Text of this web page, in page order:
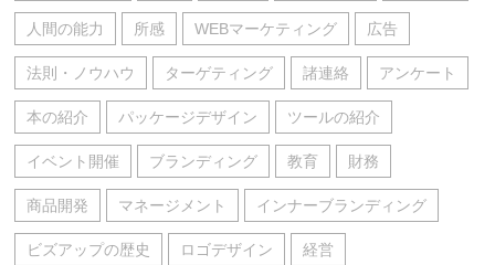
人間の能力 所感 WEBマーケティング 広告
法則・ノウハウ ターゲティング 諸連絡 アンケート
本の紹介 パッケージデザイン ツールの紹介
イベント開催 ブランディング 教育 財務
商品開発 マネージメント インナーブランディング
ビズアップの歴史 ロゴデザイン 経営